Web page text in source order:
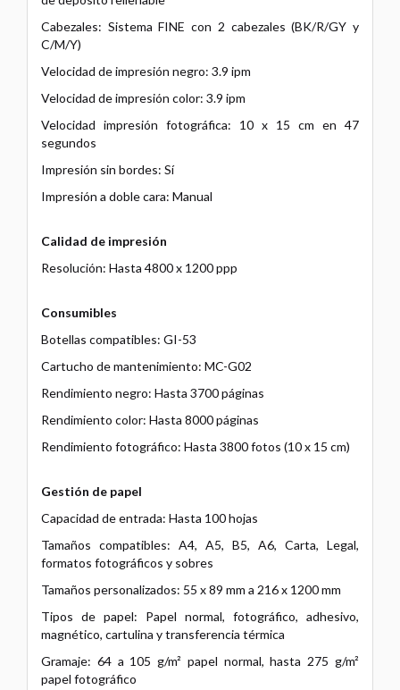
Cabezales: Sistema FINE con 2 cabezales (BK/R/GY y
C/M/Y)
Velocidad de impresión negro: 3.9 ipm
Velocidad de impresión color: 3.9 ipm
Velocidad impresión fotográfica: 10 x 15 cm en 47
segundos
Impresión sin bordes: Sí
Impresión a doble cara: Manual
Calidad de impresión
Resolución: Hasta 4800 x 1200 ppp
Consumibles
Botellas compatibles: GI-53
Cartucho de mantenimiento: MC-G02
Rendimiento negro: Hasta 3700 páginas
Rendimiento color: Hasta 8000 páginas
Rendimiento fotográfico: Hasta 3800 fotos (10 x 15 cm)
Gestión de papel
Capacidad de entrada: Hasta 100 hojas
Tamaños compatibles: A4, A5, B5, A6, Carta, Legal,
formatos fotográficos y sobres
Tamaños personalizados: 55 x 89 mm a 216 x 1200 mm
Tipos de papel: Papel normal, fotográfico, adhesivo,
magnético, cartulina y transferencia térmica
Gramaje: 64 a 105 g/m² papel normal, hasta 275 g/m²
papel fotográfico